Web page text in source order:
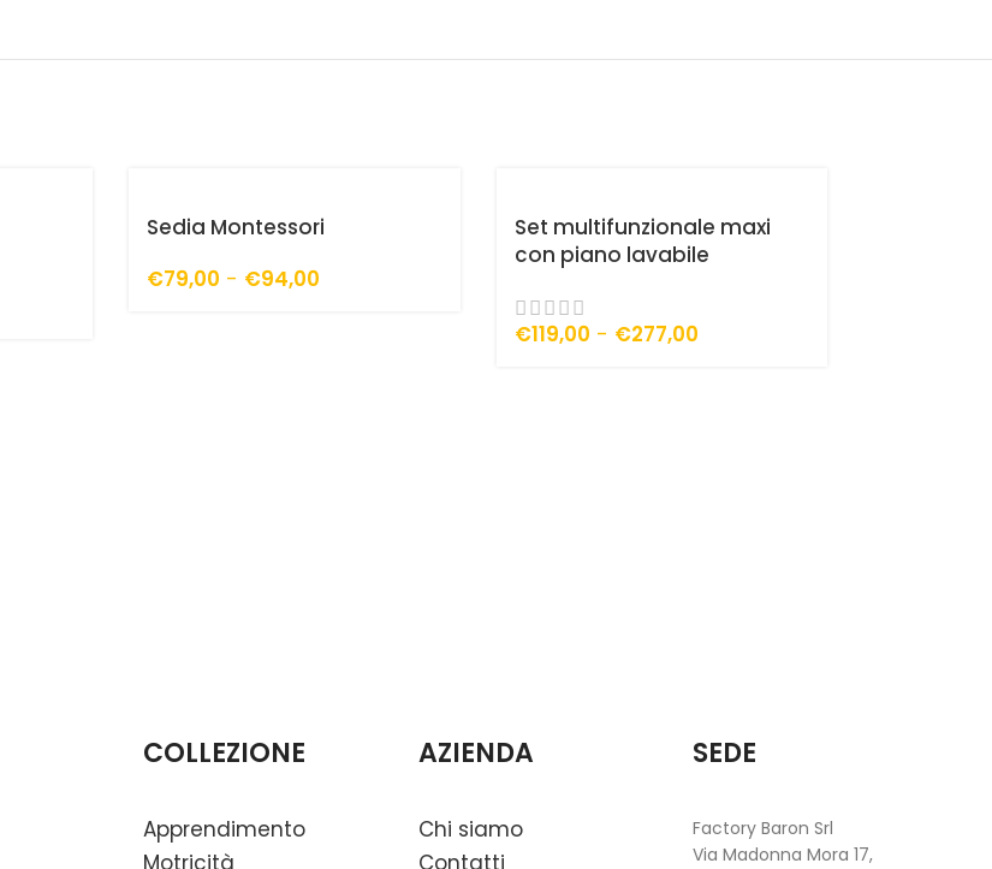
Sedia Montessori
€79,00 - €94,00
Set multifunzionale maxi
con piano lavabile
€119,00 - €277,00
COLLEZIONE
Apprendimento
Motricità
AZIENDA
Chi siamo
Contatti
SEDE
Factory Baron Srl
Via Madonna Mora 17,